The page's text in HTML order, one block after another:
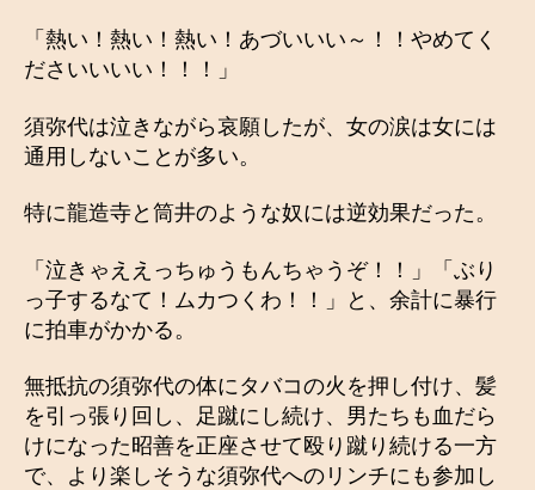
「熱い！熱い！熱い！あづいいい～！！やめてく
ださいいいい！！！」
須弥代は泣きながら哀願したが、女の涙は女には
通用しないことが多い。
特に龍造寺と筒井のような奴には逆効果だった。
「泣きゃええっちゅうもんちゃうぞ！！」「ぶり
っ子するなて！ムカつくわ！！」と、余計に暴行
に拍車がかかる。
無抵抗の須弥代の体にタバコの火を押し付け、髪
を引っ張り回し、足蹴にし続け、男たちも血だら
けになった昭善を正座させて殴り蹴り続ける一方
で、より楽しそうな須弥代へのリンチにも参加し